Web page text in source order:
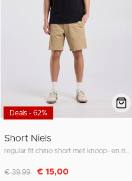
Deals - 62%
Short Niels
Afgeprijsd van
€ 39,99 naar
€ 15,00